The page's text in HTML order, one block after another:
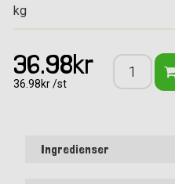
kg
36.98kr
36.98kr /st
Ingredienser